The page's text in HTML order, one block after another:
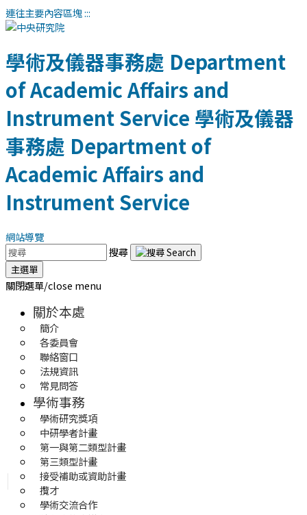
連往主要內容區塊:::
學術及儀器事務處 Department
of Academic Affairs and
Instrument Service 學術及儀器
事務處 Department of
Academic Affairs and
Instrument Service
網站導覽
搜尋
主選單
關閉選單/close menu
關於本處
簡介
各委員會
聯絡窗口
法規資訊
常見問答
學術事務
學術研究獎項
中研學者計畫
第一與第二類型計畫
第三類型計畫
接受補助或資助計畫
攬才
學術交流合作